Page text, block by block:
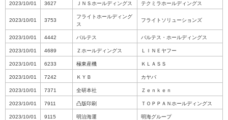
2023/10/01 3627 ＪＮＳホールディングス テクミラホールディングス
2023/10/01 3753
フライトホールディング
ス
フライトソリューションズ
2023/10/01 4442 バルテス バルテス・ホールディングス
2023/10/01 4689 Ｚホールディングス ＬＩＮＥヤフー
2023/10/01 6233 極東産機 ＫＬＡＳＳ
2023/10/01 7242 ＫＹＢ カヤバ
2023/10/01 7371 全研本社 Ｚｅｎｋｅｎ
2023/10/01 7911 凸版印刷 ＴＯＰＰＡＮホールディングス
2023/10/01 9115 明治海運 明海グループ